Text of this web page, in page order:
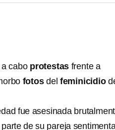
cabo protestas frente a
fotosdel feminicidio
fue asesinada
de su pareja